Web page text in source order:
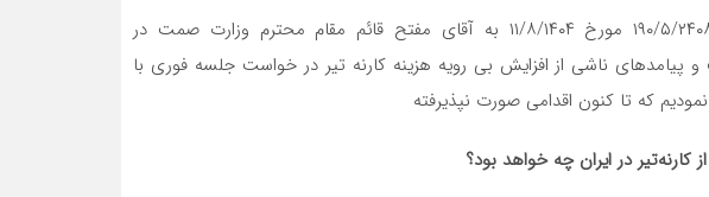
ما مراتب اعتراض خود را برابر نامه ۱۹۰/۵/۲۴۰۸۷ مورخ ۱۱/۸/۱۴۰۴ به آقای مفتح قائم مقام محترم وزارت صمت در
پیامدهای ناشی از افزایش بی رویه هزینه کارنه تیر در خواست جلسه فوری با
که تا کنون اقدامی صورت نپذیرفته
کارنه‌تیر در ایران چه خواهد بود؟